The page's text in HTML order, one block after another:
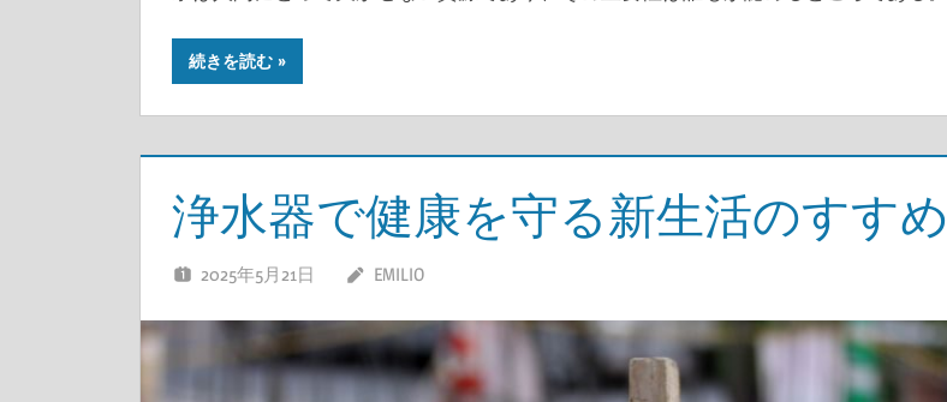
続きを読む
浄水器で健康を守る新生活のすすめ
2025年5月21日 EMILIO